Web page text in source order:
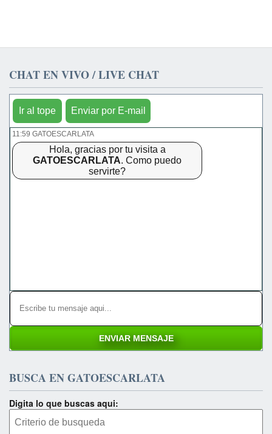
CHAT EN VIVO / LIVE CHAT
Ir al tope Enviar por E-mail
11:59 GATOESCARLATA
Hola, gracias por tu visita a
GATOESCARLATA. Como puedo
servirte?
BUSCA EN GATOESCARLATA
Digita lo que buscas aqui: